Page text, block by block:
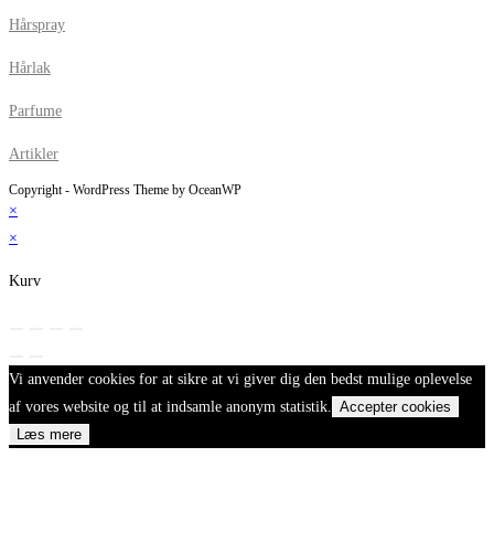
Hårspray
Hårlak
Parfume
Artikler
Copyright - WordPress Theme by OceanWP
×
×
Kurv
Vi anvender cookies for at sikre at vi giver dig den bedst mulige oplevelse
af vores website og til at indsamle anonym statistik.
Accepter cookies
Læs mere